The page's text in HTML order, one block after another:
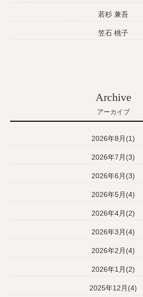
若杉 兼吾
笠石 桃子
Archive
アーカイブ
2026年8月(1)
2026年7月(3)
2026年6月(3)
2026年5月(4)
2026年4月(2)
2026年3月(4)
2026年2月(4)
2026年1月(2)
2025年12月(4)